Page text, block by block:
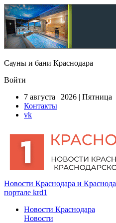
Сауны и бани Краснодара
Войти
7 августа | 2026 | Пятница
Контакты
vk
Новости Краснодара и
портале krd1
Новости Краснодара
Новости